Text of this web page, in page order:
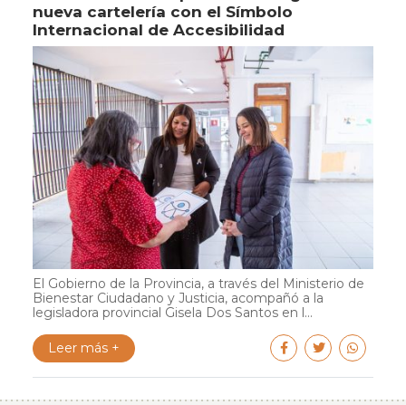
nueva cartelería con el Símbolo
Internacional de Accesibilidad
El Gobierno de la Provincia, a través del Ministerio de
Bienestar Ciudadano y Justicia, acompañó a la
legisladora provincial Gisela Dos Santos en l...
Leer más +